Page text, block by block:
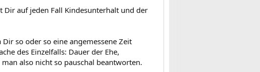
auf jeden Fall Kindesunterhalt und der
so oder so eine angemessene Zeit
des Einzelfalls: Dauer der Ehe,
also nicht so pauschal beantworten.